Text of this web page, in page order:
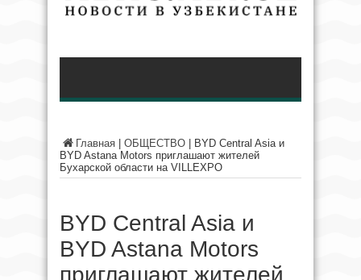
Главная ОБЩЕСТВО
BYD Central Asia и
BYD Astana Motors приглашают жителей
Бухарской области на VILLEXPO
BYD Central Asia и
BYD Astana Motors
приглашают жителей